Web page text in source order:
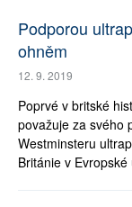
Podporou
ohněm
12. 9. 2019
Poprvé v britské
považuje za svého
Westminsteru
Británie v